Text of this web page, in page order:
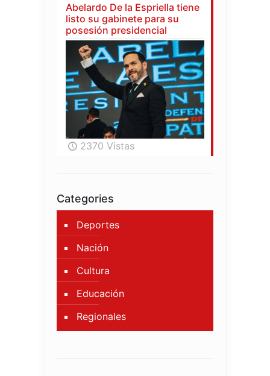
Abelardo De la Espriella tiene
listo su gabinete para su
posesión presidencial
2370 Vistas
Categories
Deportes
Nación
Cultura
Educación
Regionales